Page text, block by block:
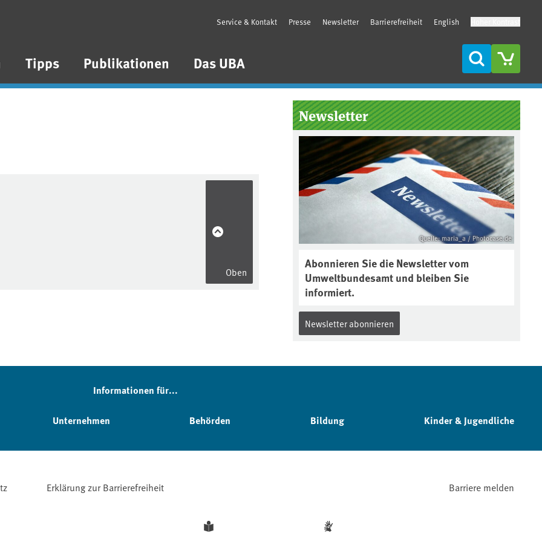
Tipps Publikationen Das UBA
Service & Kontakt Presse Newsletter Barrierefreiheit English
Suche
Oben
Seitenleiste
Newsletter
Quelle: maria_a / Photocase.de
Abonnieren Sie die Newsletter vom
Umweltbundesamt und bleiben Sie
informiert.
Newsletter abonnieren
Informationen für...
Unternehmen Behörden Bildung Kinder & Jugendliche
Erklärung zur Barrierefreiheit Barriere melden